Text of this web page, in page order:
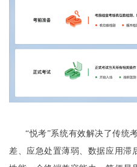
“悦考”系统有效解决了传统
差、应急处置薄弱、数据应用滞